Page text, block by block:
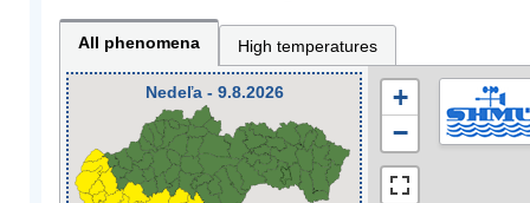
All phenomena High temperatures
Nedeľa - 9.8.2026
+
−